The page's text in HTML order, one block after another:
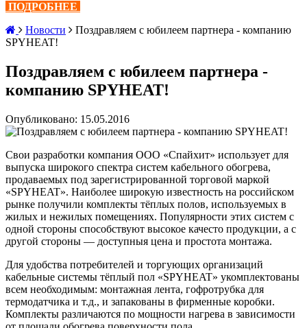
ПОДРОБНЕЕ
Новости
Поздравляем с юбилеем партнера - компанию
SPYHEAT!
Поздравляем с юбилеем партнера -
компанию SPYHEAT!
Опубликовано: 15.05.2016
Свои разработки компания ООО «Спайхит» использует для
выпуска широкого спектра систем кабельного обогрева,
продаваемых под зарегистрированной торговой маркой
«SPYHEAT». Наиболее широкую известность на российском
рынке получили комплекты тёплых полов, используемых в
жилых и нежилых помещениях. Популярности этих систем с
одной стороны способствуют высокое качесто продукции, а с
другой стороны — доступныя цена и простота монтажа.
Для удобства потребителей и торгующих организаций
кабельные системы тёплый пол «SPYHEAT» укомплектованы
всем необходимым: монтажная лента, гофротрубка для
термодатчика и т.д., и запакованы в фирменные коробки.
Комплекты различаются по мощности нагрева в зависимости